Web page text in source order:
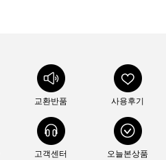
교환반품 사용후기
고객센터 오늘본상품